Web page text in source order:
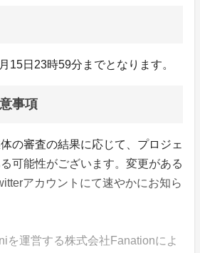
15日23時59分までとなります。
事項
の審査の結果に応じて、プロジェ
可能性がございます。変更がある
アカウントにて速やかにお知ら
を運営する株式会社Fanationによ